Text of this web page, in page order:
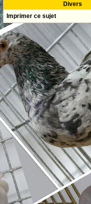
Divers
Imprimer ce sujet